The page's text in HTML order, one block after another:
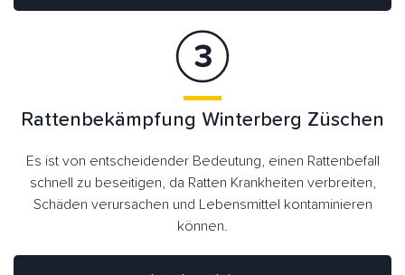
Rattenbekämpfung Winterberg Züschen
Es ist von entscheidender Bedeutung, einen Rattenbefall
schnell zu beseitigen, da Ratten Krankheiten verbreiten,
Schäden verursachen und Lebensmittel kontaminieren
können.